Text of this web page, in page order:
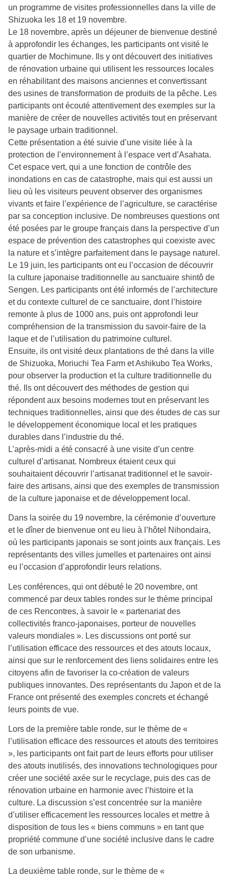
un programme de visites professionnelles dans la ville de
Shizuoka les 18 et 19 novembre.
Le 18 novembre, après un déjeuner de bienvenue destiné
à approfondir les échanges, les participants ont visité le
quartier de Mochimune. Ils y ont découvert des initiatives
de rénovation urbaine qui utilisent les ressources locales
en réhabilitant des maisons anciennes et convertissant
des usines de transformation de produits de la pêche. Les
participants ont écouté attentivement des exemples sur la
manière de créer de nouvelles activités tout en préservant
le paysage urbain traditionnel.
Cette présentation a été suivie d’une visite liée à la
protection de l’environnement à l’espace vert d’Asahata.
Cet espace vert, qui a une fonction de contrôle des
inondations en cas de catastrophe, mais qui est aussi un
lieu où les visiteurs peuvent observer des organismes
vivants et faire l’expérience de l’agriculture, se caractérise
par sa conception inclusive. De nombreuses questions ont
été posées par le groupe français dans la perspective d’un
espace de prévention des catastrophes qui coexiste avec
la nature et s’intègre parfaitement dans le paysage naturel.
Le 19 juin, les participants ont eu l’occasion de découvrir
la culture japonaise traditionnelle au sanctuaire shintô de
Sengen. Les participants ont été informés de l’architecture
et du contexte culturel de ce sanctuaire, dont l’histoire
remonte à plus de 1000 ans, puis ont approfondi leur
compréhension de la transmission du savoir-faire de la
laque et de l’utilisation du patrimoine culturel.
Ensuite, ils ont visité deux plantations de thé dans la ville
de Shizuoka, Moriuchi Tea Farm et Ashikubo Tea Works,
pour observer la production et la culture traditionnelle du
thé. Ils ont découvert des méthodes de gestion qui
répondent aux besoins modernes tout en préservant les
techniques traditionnelles, ainsi que des études de cas sur
le développement économique local et les pratiques
durables dans l’industrie du thé.
L’après-midi a été consacré à une visite d’un centre
culturel d’artisanat. Nombreux étaient ceux qui
souhaitaient découvrir l’artisanat traditionnel et le savoir-
faire des artisans, ainsi que des exemples de transmission
de la culture japonaise et de développement local.
Dans la soirée du 19 novembre, la cérémonie d’ouverture
et le dîner de bienvenue ont eu lieu à l’hôtel Nihondaira,
où les participants japonais se sont joints aux français. Les
représentants des villes jumelles et partenaires ont ainsi
eu l’occasion d’approfondir leurs relations.
Les conférences, qui ont débuté le 20 novembre, ont
commencé par deux tables rondes sur le thème principal
de ces Rencontres, à savoir le « partenariat des
collectivités franco-japonaises, porteur de nouvelles
valeurs mondiales ». Les discussions ont porté sur
l’utilisation efficace des ressources et des atouts locaux,
ainsi que sur le renforcement des liens solidaires entre les
citoyens afin de favoriser la co-création de valeurs
publiques innovantes. Des représentants du Japon et de la
France ont présenté des exemples concrets et échangé
leurs points de vue.
Lors de la première table ronde, sur le thème de «
l’utilisation efficace des ressources et atouts des territoires
», les participants ont fait part de leurs efforts pour utiliser
des atouts inutilisés, des innovations technologiques pour
créer une société axée sur le recyclage, puis des cas de
rénovation urbaine en harmonie avec l’histoire et la
culture. La discussion s’est concentrée sur la manière
d’utiliser efficacement les ressources locales et mettre à
disposition de tous les « biens communs » en tant que
propriété commune d’une société inclusive dans le cadre
de son urbanisme.
La deuxième table ronde, sur le thème de «